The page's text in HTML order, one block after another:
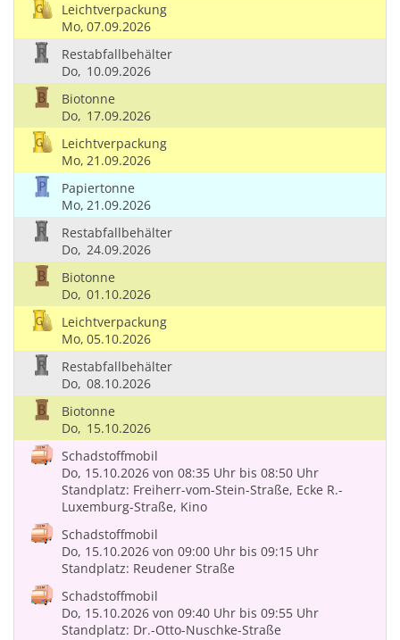
Leichtverpackung
Mo, 07.09.2026
Restabfallbehälter
Do, 10.09.2026
Biotonne
Do, 17.09.2026
Leichtverpackung
Mo, 21.09.2026
Papiertonne
Mo, 21.09.2026
Restabfallbehälter
Do, 24.09.2026
Biotonne
Do, 01.10.2026
Leichtverpackung
Mo, 05.10.2026
Restabfallbehälter
Do, 08.10.2026
Biotonne
Do, 15.10.2026
Schadstoffmobil
Do, 15.10.2026 von 08:35 Uhr bis 08:50 Uhr
Standplatz: Freiherr-vom-Stein-Straße, Ecke R.-
Luxemburg-Straße, Kino
Schadstoffmobil
Do, 15.10.2026 von 09:00 Uhr bis 09:15 Uhr
Standplatz: Reudener Straße
Schadstoffmobil
Do, 15.10.2026 von 09:40 Uhr bis 09:55 Uhr
Standplatz: Dr.-Otto-Nuschke-Straße